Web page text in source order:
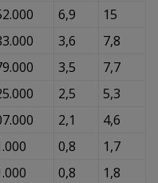
6,9
15
3,6
7,8
3,5
7,7
2,5
5,3
2,1
4,6
0,8
1,7
0,8
1,8